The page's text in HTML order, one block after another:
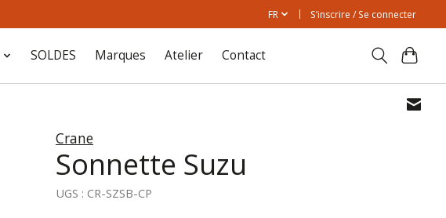
FR S’inscrire / Se connecter
SOLDES Marques Atelier Contact
Crane
Sonnette Suzu
UGS : CR-SZSB-CP